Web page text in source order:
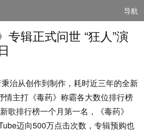
导航
专辑正式问世 “狂人”演
秉治从创作到制作，耗时近三年的全新
情主打《毒药》称霸各大数位排行榜
歌排行榜一个月第一名，《毒药》
迈向500万点击次数，专辑预购也